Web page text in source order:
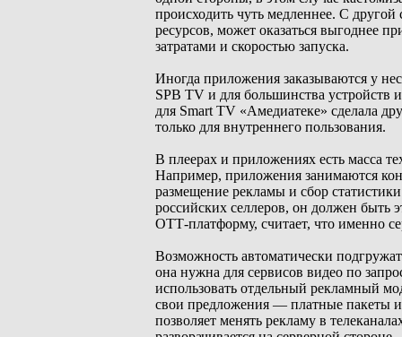
происходить чуть медленнее. С
ресурсов, может оказаться выгоднее
затратами и скоростью запуска.
Иногда приложения заказываются у
SPB TV и для большинства устройств
для Smart TV «Амедиатеке» сделала
только для внутреннего пользования.
В плеерах и приложениях есть масса
Например, приложения занимаются
размещение рекламы и сбор
российских селлеров, он должен быть
ОТТ-платформу, считает, что именно
Возможность автоматически
она нужна для сервисов видео по
использовать отдельный рекламный
свои предложения — платные пакеты
позволяет менять рекламу в